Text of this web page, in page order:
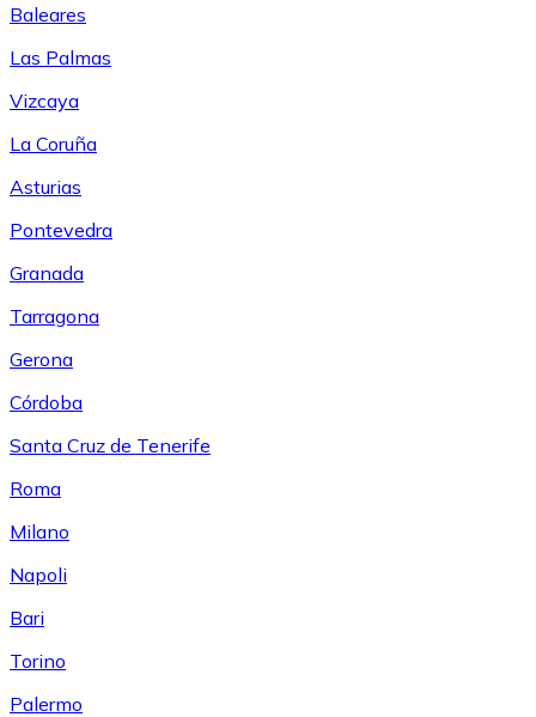
Baleares
Las Palmas
Vizcaya
La Coruña
Asturias
Pontevedra
Granada
Tarragona
Gerona
Córdoba
Santa Cruz de Tenerife
Roma
Milano
Napoli
Bari
Torino
Palermo